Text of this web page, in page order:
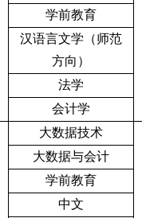
学前教育
汉语言文学（师范
方向）
法学
会计学
大数据技术
大数据与会计
学前教育
中文